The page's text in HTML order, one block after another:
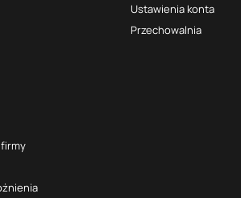
Ustawienia konta
Przechowalnia